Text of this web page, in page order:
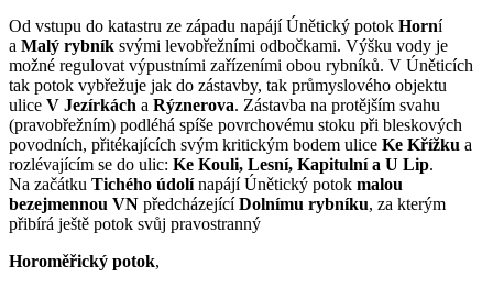
Od vstupu do katastru ze západu napájí Únětický potok Horní
a Malý rybník svými levobřežními odbočkami. Výšku vody je
možné regulovat výpustními zařízeními obou rybníků. V Úněticích
tak potok vybřežuje jak do zástavby, tak průmyslového objektu
ulice V Jezírkách a Rýznerova. Zástavba na protějším svahu
(pravobřežním) podléhá spíše povrchovému stoku při bleskových
povodních, přitékajících svým kritickým bodem ulice Ke Křížku a
rozlévajícím se do ulic: Ke Kouli, Lesní, Kapitulní a U Lip.
Na začátku Tichého údolínapájí Únětický potok malou
bezejmennou VN předcházející Dolnímu rybníku, za kterým
přibírá ještě potok svůj pravostranný
Horoměřický potok,